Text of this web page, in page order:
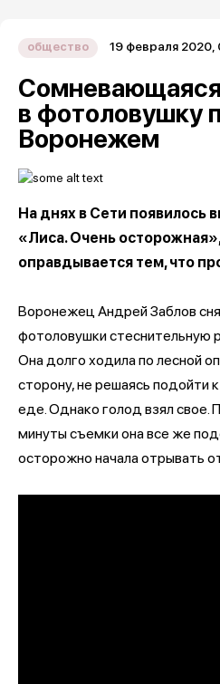
общество 19 февраля 2020,
Сомневающаяся
в фотоловушку
Воронежем
На днях в Сети появилось
«Лиса. Очень
оправдывается тем, что
Воронежец Андрей Заблов
фотоловушки стеснительную
Она долго ходила по лесной
сторону, не решаясь подойти
еде. Однако голод взял свое.
минуты съемки она все же
осторожно начала отрывать